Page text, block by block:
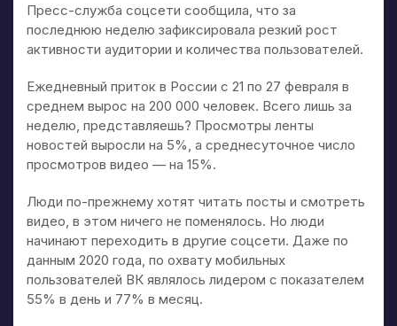
Пресс-служба соцсети сообщила, что за
последнюю неделю зафиксировала резкий рост
активности аудитории и количества пользователей.
Ежедневный приток в России с 21 по 27 февраля в
среднем вырос на 200 000 человек. Всего лишь за
неделю, представляешь? Просмотры ленты
новостей выросли на 5%, а среднесуточное число
просмотров видео — на 15%.
Люди по-прежнему хотят читать посты и смотреть
видео, в этом ничего не поменялось. Но люди
начинают переходить в другие соцсети. Даже по
данным 2020 года, по охвату мобильных
пользователей ВК являлось лидером с показателем
55% в день и 77% в месяц.